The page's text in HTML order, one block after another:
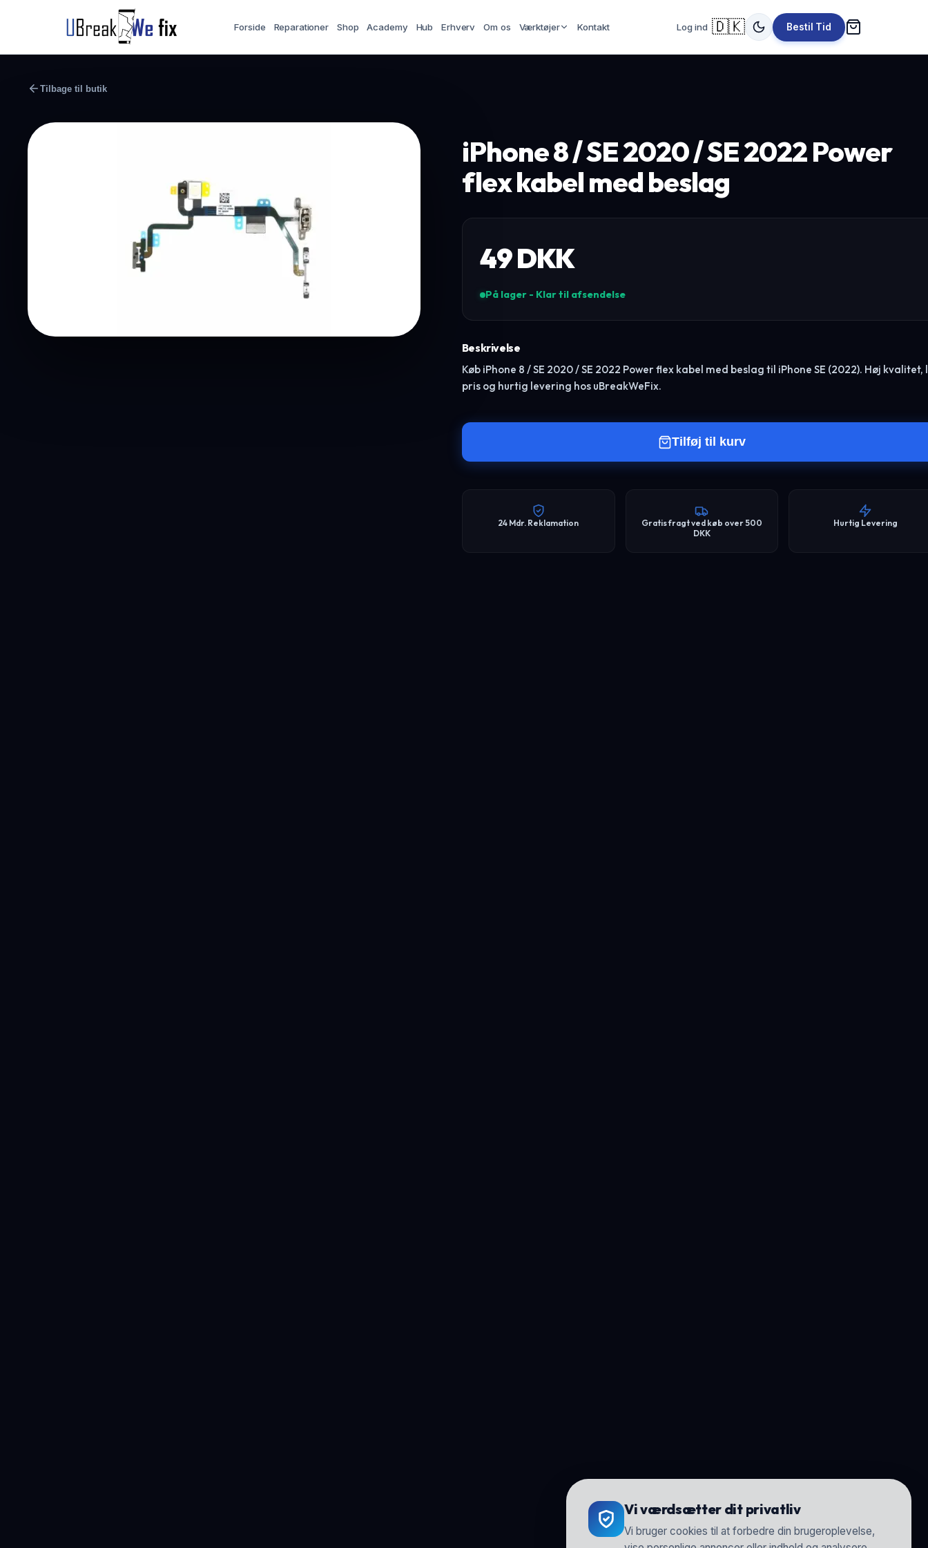
Forside Reparationer Shop Academy Hub Erhverv Om os Værktøjer Kontakt Log ind 🇩🇰 Bestil Tid
Vi værdsætter dit privatliv
Vi bruger cookies til at forbedre din brugeroplevelse,
Tilbage til butik
iPhone 8 / SE 2020 / SE 2022 Power
flex kabel med beslag
49DKK
På lager - Klar til afsendelse
Beskrivelse
Køb iPhone 8 / SE 2020 / SE 2022 Power flex kabel med beslag til iPhone SE (2022). Høj kvalitet,
pris og hurtig levering hos uBreakWeFix.
Tilføj til kurv
24 Mdr. Reklamation
Gratis fragt ved køb over 500
DKK
Hurtig Levering